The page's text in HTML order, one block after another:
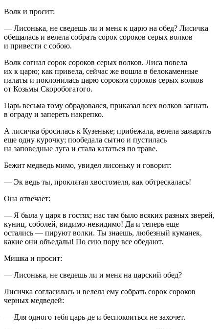
Волк и просит:
— Лисонька, не сведешь ли и меня к царю на обед? Лисичка
обещалась и велела собрать сорок сороков серых волков
и привести с собою.
Волк согнал сорок сороков серых волков. Лиса повела
их к царю; как привела, сейчас же вошла в белокаменные
палаты и поклонилась царю сороком сороков серых волков
от Козьмы Скоробогатого.
Царь весьма тому обрадовался, приказал всех волков загнать
в ограду и запереть накрепко.
А лисичка бросилась к Кузеньке; прибежала, велела зажарить
еще одну курочку; пообедала сытно и пустилась
на заповедные луга и стала кататься по траве.
Бежит медведь мимо, увидел лисоньку и говорит:
— Эк ведь ты, проклятая хвостомеля, как обтрескалась!
Она отвечает:
— Я была у царя в гостях; нас там было всяких разных зверей,
куниц, соболей, видимо-невидимо! Да и теперь еще
остались — пируют волки. Ты знаешь, любезный куманек,
какие они объедалы! По сию пору все обедают.
Мишка и просит:
— Лисонька, не сведешь ли и меня на царский обед?
Лисичка согласилась и велела ему собрать сорок сороков
черных медведей:
— Для одного тебя царь-де и беспокоиться не захочет.